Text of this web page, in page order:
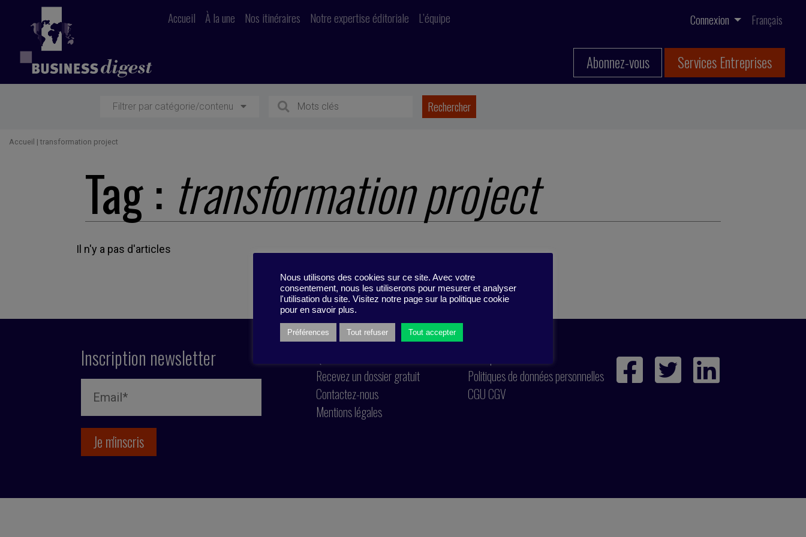
Accueil À la une Nos itinéraires Notre expertise éditoriale L’équipe Connexion Français
Abonnez-vous Services Entreprises
Filtrer par catégorie/contenu
Accueil | transformation project
Tag : transformation project
Il n'y a pas d'articles
Inscription newsletter
Recevez un dossier gratuit
Contactez-nous
Mentions légales
Politiques de données personnelles
CGU CGV
Nous utilisons des cookies sur ce site. Avec votre
consentement, nous les utiliserons pour mesurer et analyser
l'utilisation du site. Visitez notre page sur la politique cookie
pour en savoir plus.
Préférences Tout refuser Tout accepter